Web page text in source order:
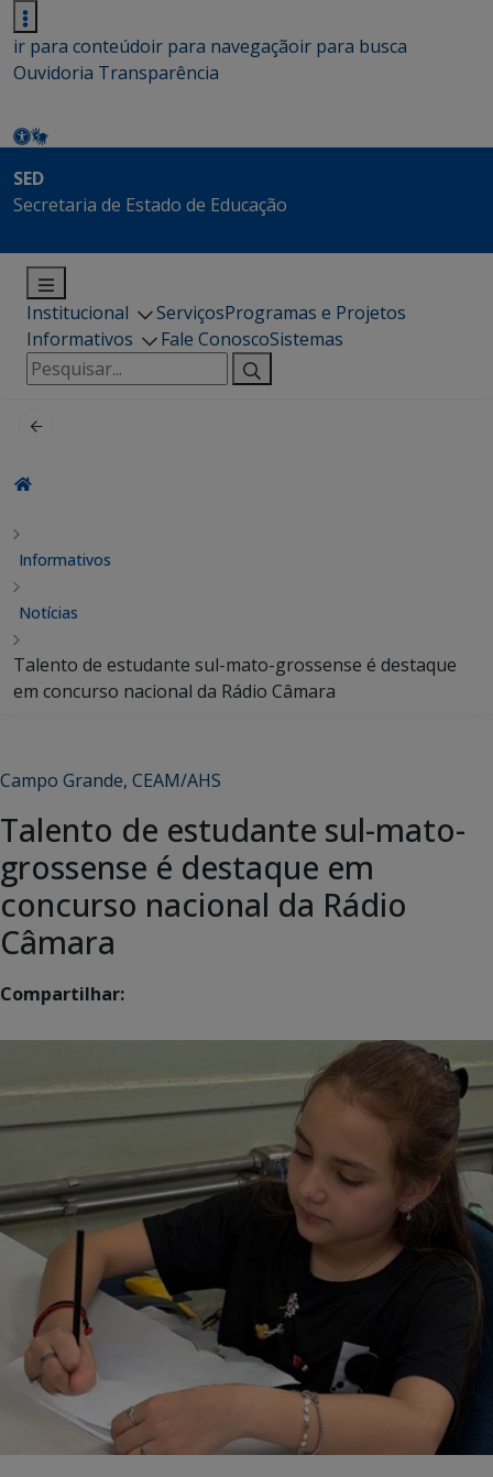
ir para conteúdoir para navegaçãoir para busca
Ouvidoria Transparência
SED
Secretaria de Estado de Educação
Institucional ServiçosProgramas e Projetos
Informativos
Fale ConoscoSistemas
Pesquisar
por:
Informativos
Notícias
Talento de estudante sul-mato-grossense é destaque
em concurso nacional da Rádio Câmara
Campo Grande, CEAM/AHS
Talento de estudante sul-mato-
grossense é destaque em
concurso nacional da Rádio
Câmara
Compartilhar: